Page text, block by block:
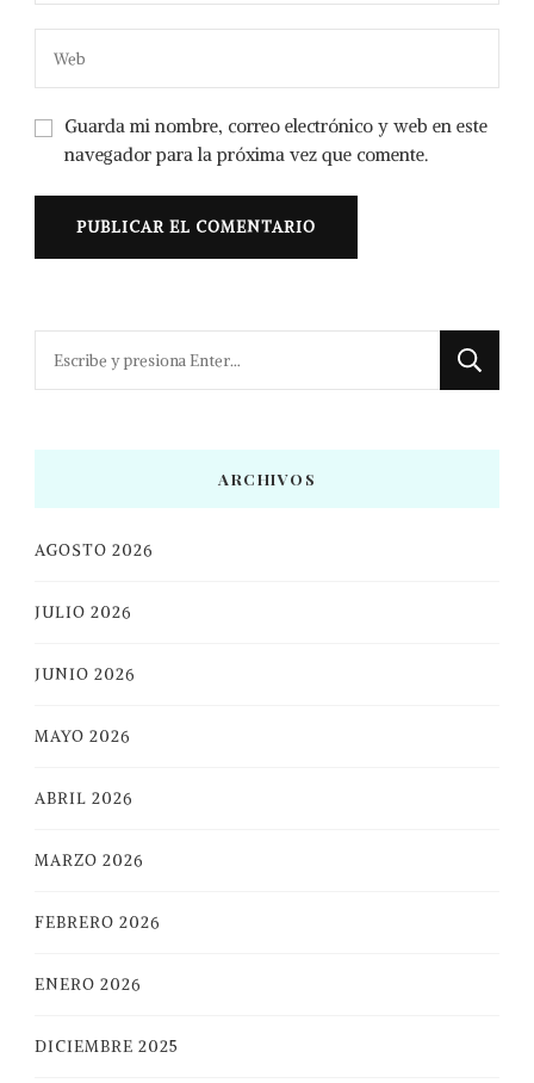
Guarda mi nombre, correo electrónico y web en este
navegador para la próxima vez que comente.
ARCHIVOS
AGOSTO 2026
JULIO 2026
JUNIO 2026
MAYO 2026
ABRIL 2026
MARZO 2026
FEBRERO 2026
ENERO 2026
DICIEMBRE 2025